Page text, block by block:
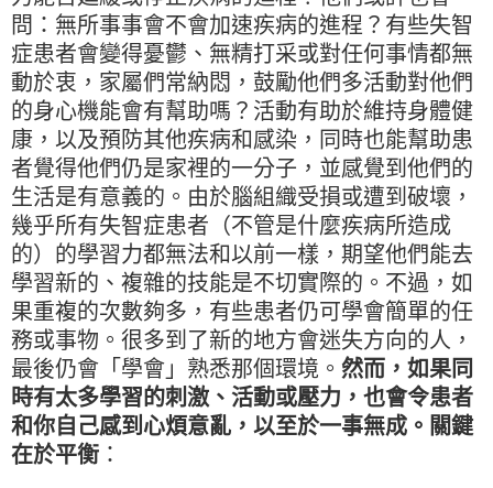
問：無所事事會不會加速疾病的進程？有些失智
症患者會變得憂鬱、無精打采或對任何事情都無
動於衷，家屬們常納悶，鼓勵他們多活動對他們
的身心機能會有幫助嗎？活動有助於維持身體健
康，以及預防其他疾病和感染，同時也能幫助患
者覺得他們仍是家裡的一分子，並感覺到他們的
生活是有意義的。由於腦組織受損或遭到破壞，
幾乎所有失智症患者（不管是什麼疾病所造成
的）的學習力都無法和以前一樣，期望他們能去
學習新的、複雜的技能是不切實際的。不過，如
果重複的次數夠多，有些患者仍可學會簡單的任
務或事物。很多到了新的地方會迷失方向的人，
最後仍會「學會」熟悉那個環境。 然而，如果同
時有太多學習的刺激、活動或壓力，也會令患者
和你自己感到心煩意亂，以至於一事無成。關鍵
在於平衡 ：